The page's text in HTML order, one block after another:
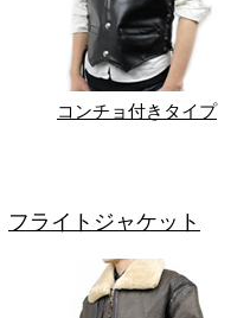
コンチョ付きタイプ
フライトジャケット